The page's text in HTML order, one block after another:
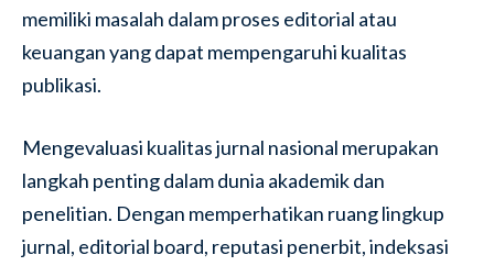
memiliki masalah dalam proses editorial atau
keuangan yang dapat mempengaruhi kualitas
publikasi.
Mengevaluasi kualitas jurnal nasional merupakan
langkah penting dalam dunia akademik dan
penelitian. Dengan memperhatikan ruang lingkup
jurnal, editorial board, reputasi penerbit, indeksasi